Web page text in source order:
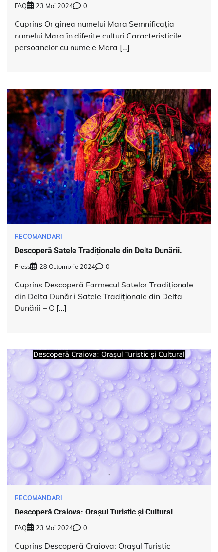
FAQ 23 Mai 2024 0
Cuprins Originea numelui Mara Semnificația
numelui Mara în diferite culturi Caracteristicile
persoanelor cu numele Mara […]
RECOMANDARI
Descoperă Satele Tradiționale din Delta Dunării.
Press 28 Octombrie 2024 0
Cuprins Descoperă Farmecul Satelor Tradiționale
din Delta Dunării Satele Tradiționale din Delta
Dunării – O […]
RECOMANDARI
Descoperă Craiova: Orașul Turistic și Cultural
FAQ 23 Mai 2024 0
Cuprins Descoperă Craiova: Orașul Turistic